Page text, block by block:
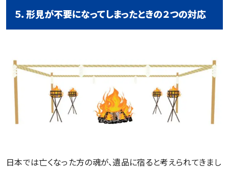
５．形見が不要になってしまったときの２つの対応
日本では亡くなった方の魂が、遺品に宿ると考えられてきまし